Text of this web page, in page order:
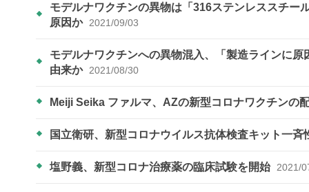
モデルナワクチンの異物は「316ステンレススチ
原因か 2021/09/03
モデルナワクチンへの異物混入、「製造ラインに
由来か 2021/08/30
Meiji Seika ファルマ、AZの新型コロナワクチンの
国立衛研、新型コロナウイルス抗体検査キット一
塩野義、新型コロナ治療薬の臨床試験を開始 2021/